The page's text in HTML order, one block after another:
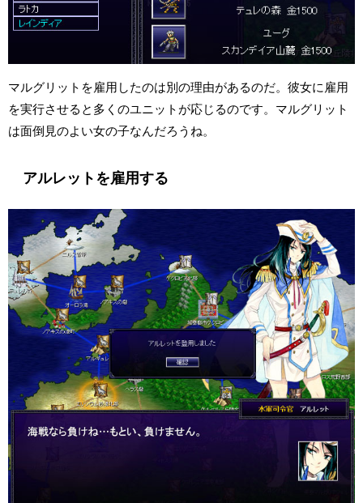
マルグリットを雇用したのは別の理由があるのだ。彼女に雇用
を実行させると多くのユニットが応じるのです。マルグリット
は面倒見のよい女の子なんだろうね。
アルレットを雇用する